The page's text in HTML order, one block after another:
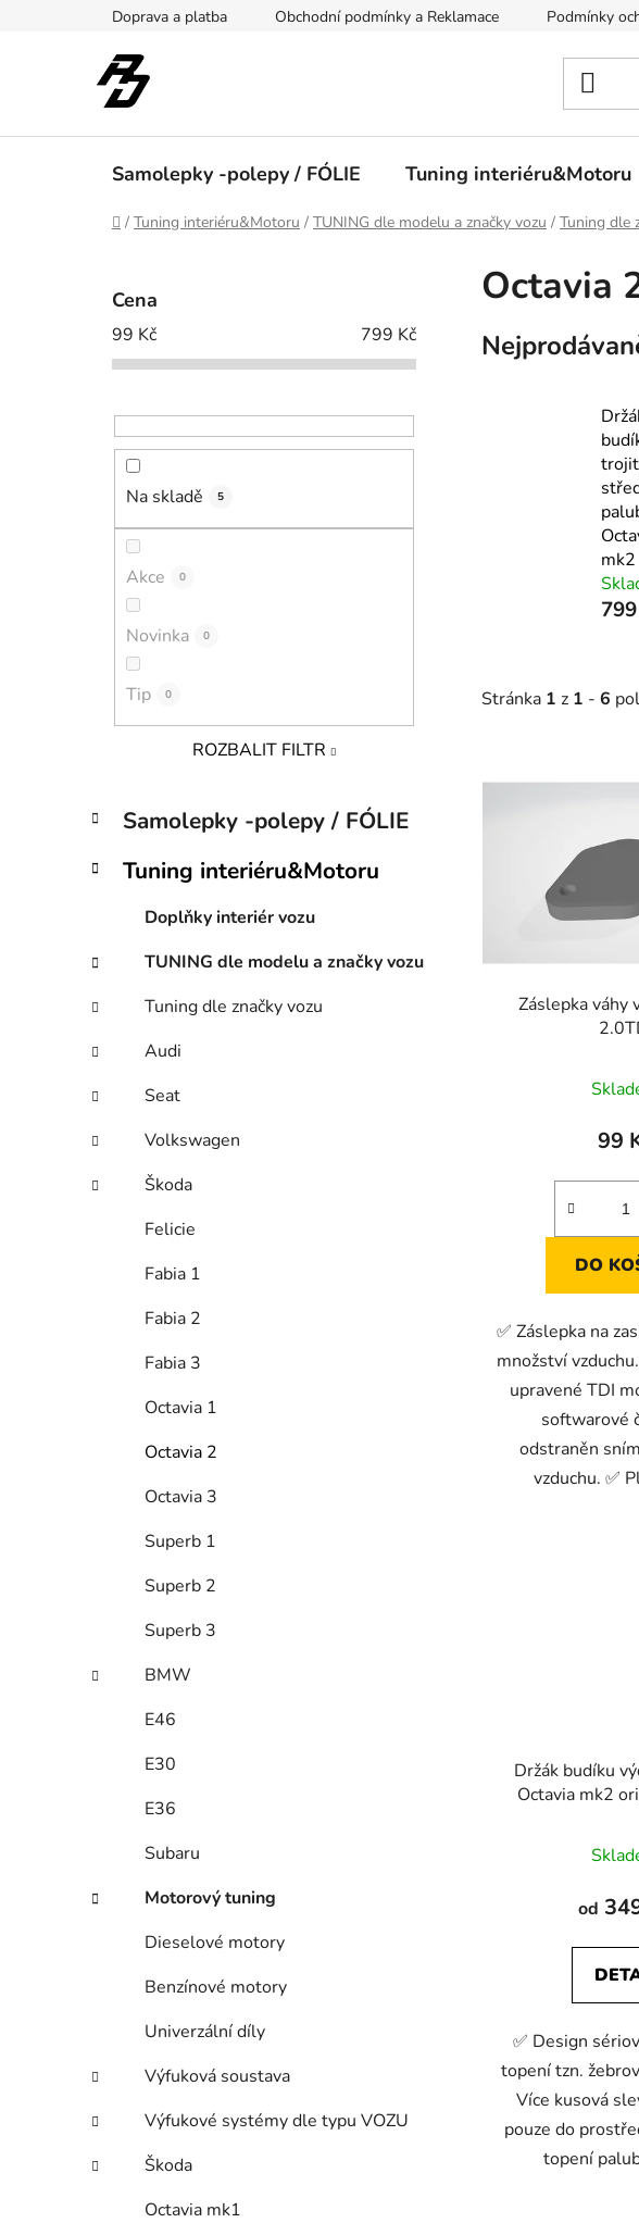
Doprava a platba Obchodní podmínky a Reklamace Podmínky
Samolepky -polepy / FÓLIE Tuning interiéru&Motoru
Domů
/ Tuning interiéru&Motoru / TUNING dle modelu a značky vozu / Tuning dle
Cena
99 Kč 799 Kč
Na skladě 5
Akce 0
Novinka 0
Tip 0
ROZBALIT FILTR
Přeskočit
kategorie
K
a
e
i
e
Samolepky -polepy / FÓLIE
Tuning interiéru&Motoru
Doplňky interiér vozu
TUNING dle modelu a značky vozu
Tuning dle značky vozu
Audi
Seat
Volkswagen
Škoda
Felicie
Fabia 1
Fabia 2
Fabia 3
Octavia 1
Octavia 2
Octavia 3
Superb 1
Superb 2
Superb 3
BMW
E46
E30
E36
Subaru
Motorový tuning
Dieselové motory
Benzínové motory
Univerzální díly
Výfuková soustava
Výfukové systémy dle typu VOZU
Škoda
Octavia mk1
Octavia
mk2
Stránka 1 z 1 - 6
ý
o
Záslepka váhy
99
DO
✅ Záslepka na
množství
upravené TDI
softwarové
odstraněn
vzduchu. ✅
Držák budíku
Octavia mk2
od
✅ Design
topení tzn.
Více kusová
pouze do
topení